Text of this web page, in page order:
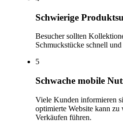
Schwierige
Besucher sollten
Schmuckstücke schnell
5
Schwache mobile
Viele Kunden informieren
optimierte Website kann zu
Verkäufen führen.